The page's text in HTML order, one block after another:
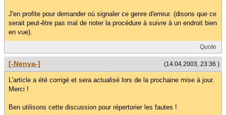
J'en profite pour demander où signaler ce genre d'erreur. (disons que ce
serait peut-être pas mal de noter la procédure à suivre à un endroit bien
en vue).
Quote
(14.04.2003, 23:36 )
[-Nenya-]
L'article a été corrigé et sera actualisé lors de la prochaine mise à jour.
Merci !
Ben utilisons cette discussion pour répertorier les fautes !